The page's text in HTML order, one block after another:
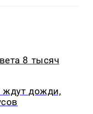
8 тысяч
ждут дожди,